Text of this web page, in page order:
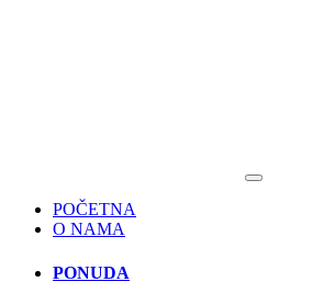
POČETNA
O NAMA
PONUDA